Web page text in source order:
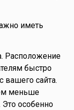
иметь
Расположение
быстро
вашего сайта.
меньше
Это особенно